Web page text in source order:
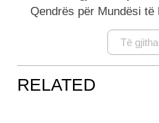
Qendrës për Mundësi të
Të
RELATED